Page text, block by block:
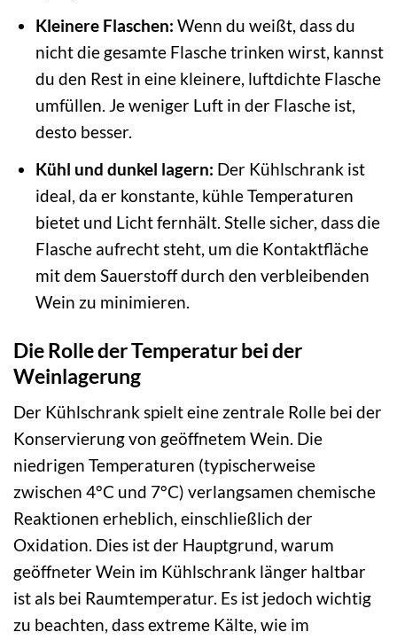
Kleinere Flaschen: Wenn du weißt, dass du
nicht die gesamte Flasche trinken wirst, kannst
du den Rest in eine kleinere, luftdichte Flasche
umfüllen. Je weniger Luft in der Flasche ist,
desto besser.
Kühl und dunkel lagern: Der Kühlschrank ist
ideal, da er konstante, kühle Temperaturen
bietet und Licht fernhält. Stelle sicher, dass die
Flasche aufrecht steht, um die Kontaktfläche
mit dem Sauerstoff durch den verbleibenden
Wein zu minimieren.
Die Rolle der Temperatur bei der
Weinlagerung
Der Kühlschrank spielt eine zentrale Rolle bei der
Konservierung von geöffnetem Wein. Die
niedrigen Temperaturen (typischerweise
zwischen 4°C und 7°C) verlangsamen chemische
Reaktionen erheblich, einschließlich der
Oxidation. Dies ist der Hauptgrund, warum
geöffneter Wein im Kühlschrank länger haltbar
ist als bei Raumtemperatur. Es ist jedoch wichtig
zu beachten, dass extreme Kälte, wie im